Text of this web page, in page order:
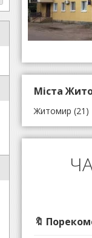
Міста
Житомир (21)
🔖